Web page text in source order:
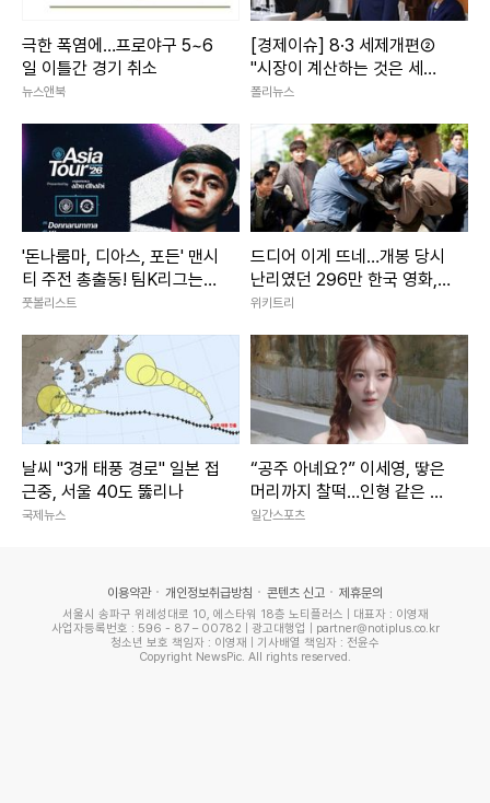
극한 폭염에…프로야구 5~6
일 이틀간 경기 취소
뉴스앤북
[경제이슈] 8·3 세제개편②
"시장이 계산하는 것은 세율
아닌 세제 수명"
폴리뉴스
'돈나룸마, 디아스, 포든' 맨시
티 주전 총출동! 팀K리그는
이승우·기성용 벤치 [팀K리그
풋볼리스트
드디어 이게 뜨네…개봉 당시
난리였던 296만 한국 영화,
디즈니+ 출격
위키트리
날씨 "3개 태풍 경로" 일본 접
근중, 서울 40도 뚫리나
국제뉴스
“공주 아녜요?” 이세영, 땋은
머리까지 찰떡…인형 같은 미
모 [IS하이컷]
일간스포츠
이용약관 개인정보취급방침 콘텐츠 신고 제휴문의
서울시 송파구 위례성대로 10, 에스타워 18층 노티플러스 | 대표자 : 이영재
사업자등록번호 : 596 - 87 – 00782 | 광고대행업 | partner@notiplus.co.kr
청소년 보호 책임자 : 이영재 | 기사배열 책임자 : 전윤수
Copyright NewsPic. All rights reserved.